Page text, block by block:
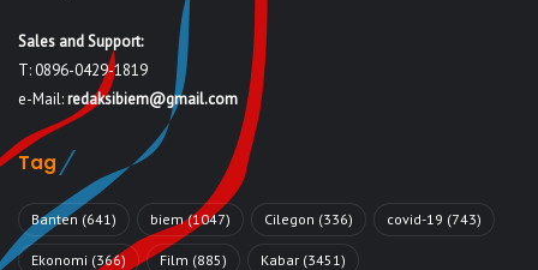
Sales and Support:
T: 0896-0429-1819
e-Mail:redaksibiem@gmail.com
Tag
Banten (641) biem(1047) Cilegon (336) covid-19 (743)
Ekonomi (366) Film (885) Kabar (3451)